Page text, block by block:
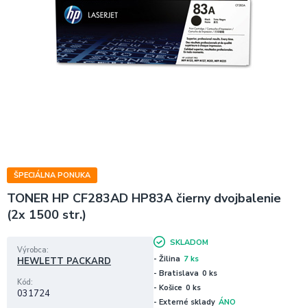
ŠPECIÁLNA PONUKA
TONER HP CF283AD HP83A čierny dvojbalenie
(2x 1500 str.)
Výrobca
HEWLETT PACKARD
Kód
031724
SKLADOM
- Žilina 7 ks
- Bratislava 0 ks
- Košice 0 ks
- Externé sklady ÁNO